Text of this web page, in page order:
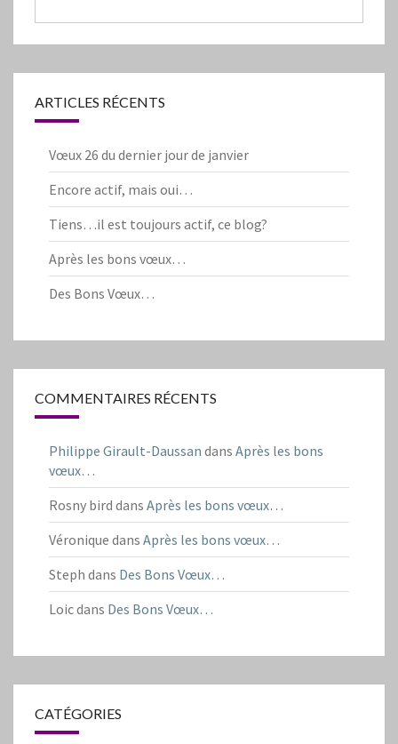
ARTICLES RÉCENTS
Vœux 26 du dernier jour de janvier
Encore actif, mais oui…
Tiens…il est toujours actif, ce blog?
Après les bons vœux…
Des Bons Vœux…
COMMENTAIRES RÉCENTS
Philippe Girault-Daussan dans Après les bons
vœux…
Rosny bird dans Après les bons vœux…
Véronique dans Après les bons vœux…
Steph dans Des Bons Vœux…
Loicdans Des Bons Vœux…
CATÉGORIES